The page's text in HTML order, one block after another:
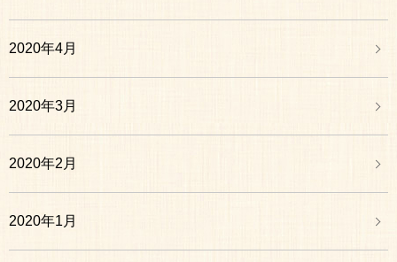
2020年4月
2020年3月
2020年2月
2020年1月